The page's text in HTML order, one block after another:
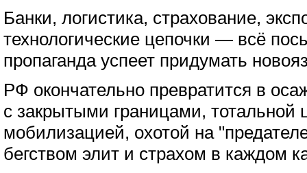
Банки, логистика, страхование,
технологические цепочки — всё
пропаганда успеет придумать
РФ окончательно превратится в
с закрытыми границами, тотальной
мобилизацией, охотой на
бегством элит и страхом в каждом